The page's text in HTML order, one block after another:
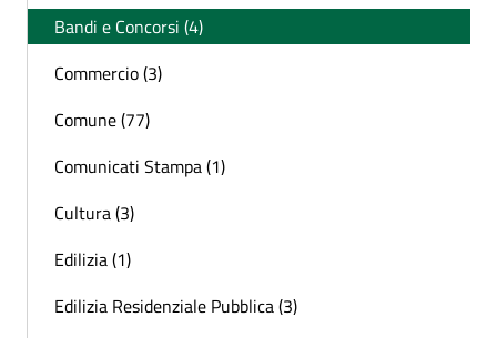
Bandi e Concorsi (4)
Commercio (3)
Comune (77)
Comunicati Stampa (1)
Cultura (3)
Edilizia (1)
Edilizia Residenziale Pubblica (3)